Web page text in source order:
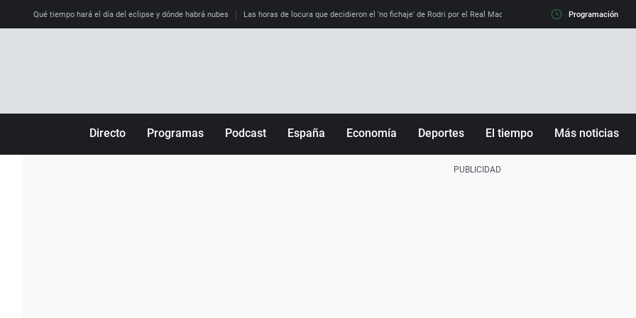
Qué tiempo hará el día del eclipse y dónde habrá nubes Las horas de locura que decidieron el 'no fichaje' de Rodri por el Real Madrid y su 'sí' al Barça La llamada
Programación
Directo Programas Podcast España Economía Deportes El tiempo Más noticias